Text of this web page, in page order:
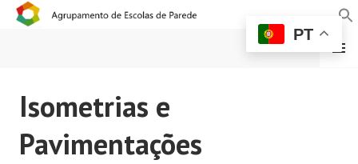
AGRUPAMENTO DE
ESCOLAS DE PAREDE
MENU
Isometrias e
Pavimentações
PT